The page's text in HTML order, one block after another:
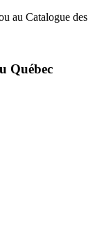
au Catalogue des
Québec